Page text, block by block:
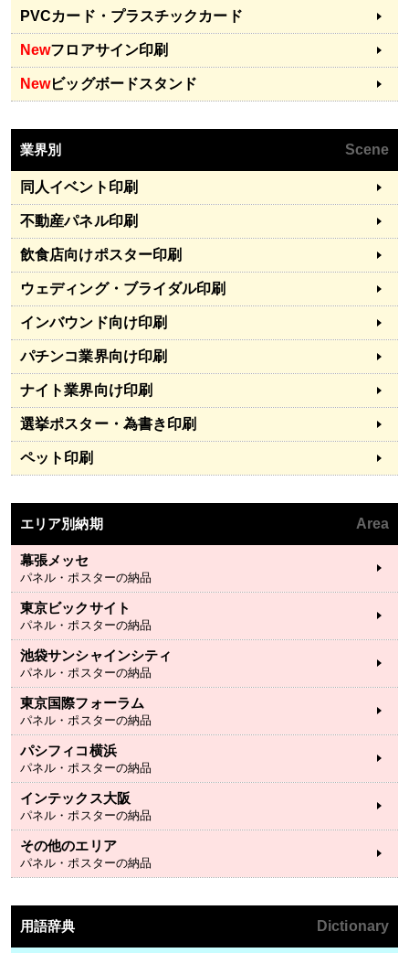
PVCカード・プラスチックカード
Newフロアサイン印刷
Newビッグボードスタンド
業界別 Scene
同人イベント印刷
不動産パネル印刷
飲食店向けポスター印刷
ウェディング・ブライダル印刷
インバウンド向け印刷
パチンコ業界向け印刷
ナイト業界向け印刷
選挙ポスター・為書き印刷
ペット印刷
エリア別納期 Area
幕張メッセ
パネル・ポスターの納品
東京ビックサイト
パネル・ポスターの納品
池袋サンシャインシティ
パネル・ポスターの納品
東京国際フォーラム
パネル・ポスターの納品
パシフィコ横浜
パネル・ポスターの納品
インテックス大阪
パネル・ポスターの納品
その他のエリア
パネル・ポスターの納品
用語辞典 Dictionary